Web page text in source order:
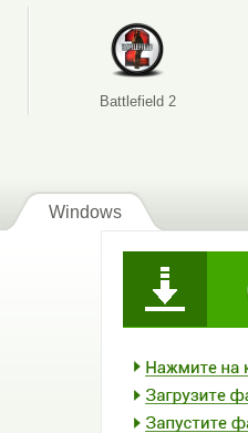
Battlefield 2
Windows